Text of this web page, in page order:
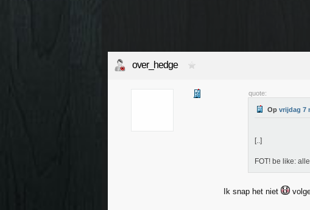
over_hedge
quote:
Op vrijdag 7
[..]
FOT! be like:
Ik snap het niet